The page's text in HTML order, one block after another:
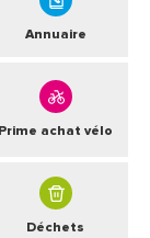
Annuaire
Prime achat vélo
Déchets